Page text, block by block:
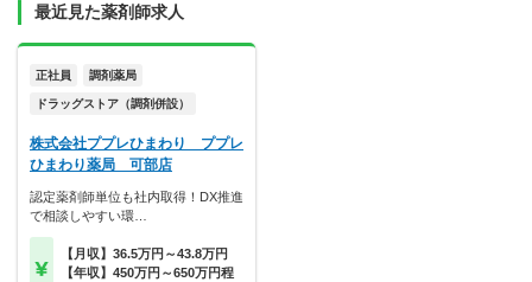
最近見た薬剤師求人
正社員 調剤薬局
ドラッグストア（調剤併設）
株式会社ププレひまわり ププレ
ひまわり薬局 可部店
認定薬剤師単位も社内取得！DX推進
で相談しやすい環…
【月収】36.5万円～43.8万円
【年収】450万円～650万円程